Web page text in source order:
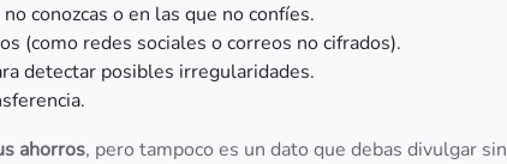
conozcas o en las que no confíes.
(como redes sociales o correos no cifrados).
detectar posibles irregularidades.
ahorros, pero tampoco es un dato que debas divulgar sin